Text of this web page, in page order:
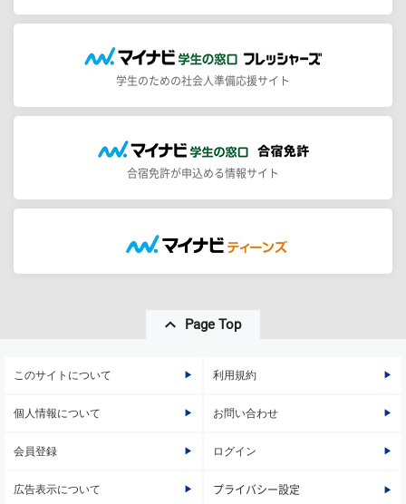
学生のための社会人準備応援サイト
合宿免許が申込める情報サイト
Page Top
このサイトについて 利用規約
個人情報について お問い合わせ
会員登録 ログイン
広告表示について プライバシー設定